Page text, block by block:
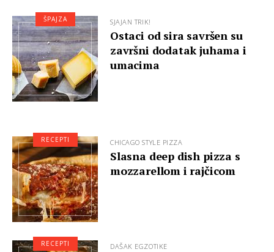
SJAJAN TRIK!
Ostaci od sira savršen su
završni dodatak juhama i
umacima
ŠPAJZA
CHICAGO STYLE PIZZA
Slasna deep dish pizza s
mozzarellom i rajčicom
RECEPTI
DAŠAK EGZOTIKE
RECEPTI